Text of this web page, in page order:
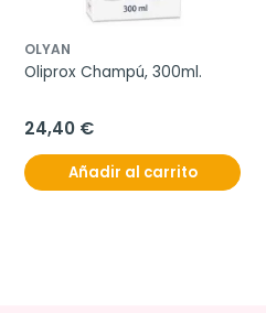
OLYAN
Oliprox Champú, 300ml.
24,40 €
Añadir al carrito